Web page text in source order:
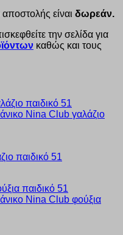
είναι δωρεάν.
την σελίδα για
καθώς και τους
παιδικό 51